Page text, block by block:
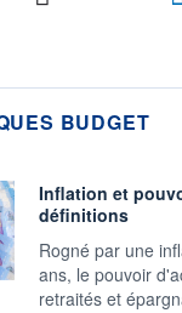
BUDGET
Inflation et
définitions
Rogné par une
ans, le pouvoir
retraités et